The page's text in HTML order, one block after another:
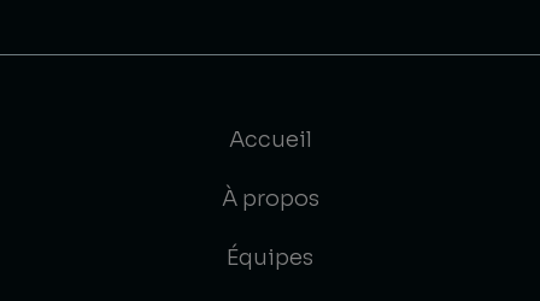
Accueil
À propos
Équipes